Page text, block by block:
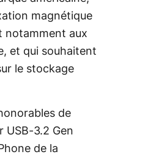
magnétique
notamment aux
et qui souhaitent
le stockage
de
USB-3.2 Gen
de la